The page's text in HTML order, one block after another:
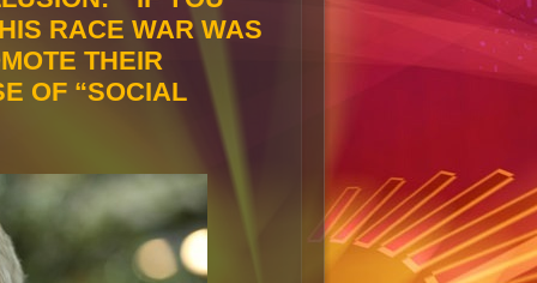
RACE WAR WAS
THEIR
OF “SOCIAL